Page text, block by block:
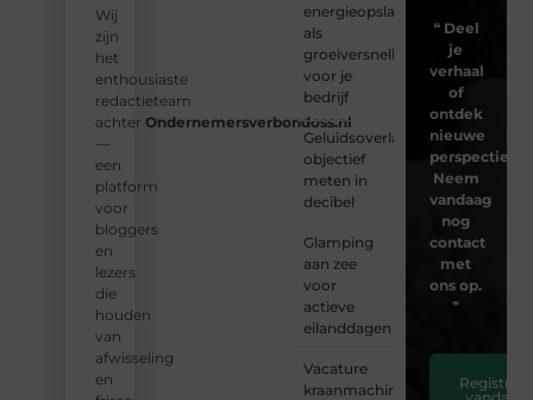
Wij
zijn
het
enthousiaste
redactieteam
achter Ondernemersverbondoss.nl
—
een
platform
voor
bloggers
en
lezers
die
houden
van
afwisseling
en
energieopslag
als
groeiversneller
voor je
bedrijf
Geluidsoverlast
objectief
meten in
decibel
Glamping
aan zee
voor
actieve
eilanddagen
Vacature
kraanmachinist
❝ Deel
je
verhaal
of
ontdek
nieuwe
Neem
vandaag
nog
contact
met
ons op.
❞
Registreer